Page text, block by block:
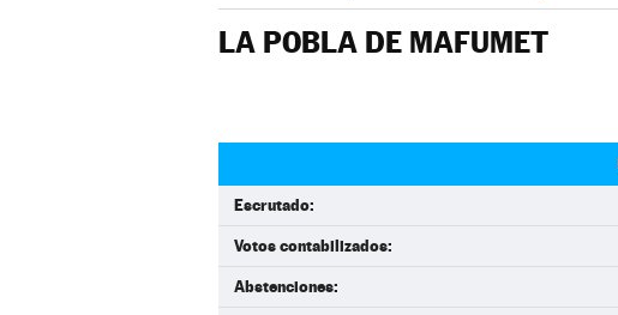
LA POBLA DE MAFUMET
Escrutado:
Votos contabilizados:
Abstenciones: